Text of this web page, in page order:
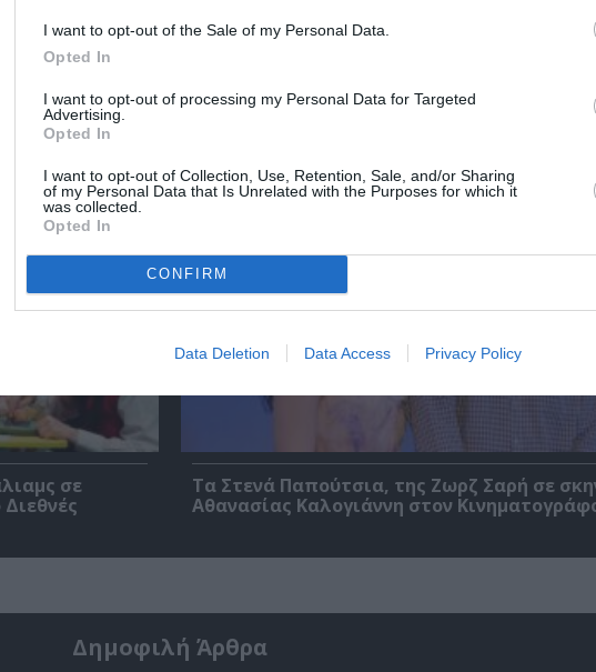
I want to opt-out of the Sale of my Personal Data.
Opted In
I want to opt-out of processing my Personal Data for Targeted
Advertising.
Opted In
I want to opt-out of Collection, Use, Retention, Sale, and/or Sharing
of my Personal Data that Is Unrelated with the Purposes for which it
was collected.
Opted In
CONFIRM
Data Deletion Data Access Privacy Policy
ΚΠΙΣΝ: Park your Cinema – Αύγουστος 2026
σε
Τα Στενά Παπούτσια, της Ζωρζ Σαρή σε
Αθανασίας Καλογιάννη στον
Δημοφιλή Άρθρα